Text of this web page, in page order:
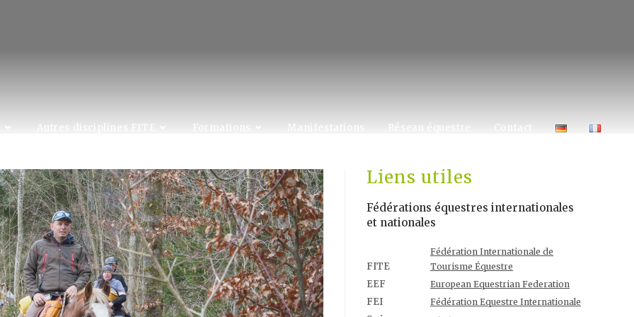
Autres disciplines FITE Formations Manifestations Réseau équestre Contact
Liens utiles
Fédérations équestres internationales
et nationales
FITE
Fédération Internationale de
Tourisme Équestre
EEF European Equestrian Federation
FEI Fédération Equestre Internationale